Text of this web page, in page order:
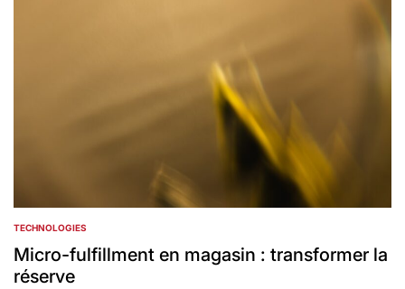
POSTED
IN
TECHNOLOGIES
Micro-fulfillment en magasin : transformer la
réserve